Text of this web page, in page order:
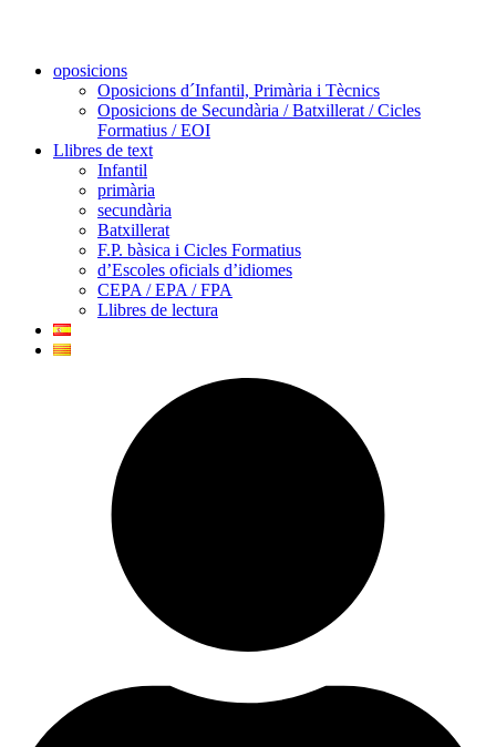
oposicions
Oposicions d´Infantil, Primària i Tècnics
Oposicions de Secundària / Batxillerat / Cicles
Formatius / EOI
Llibres de text
Infantil
primària
secundària
Batxillerat
F.P. bàsica i Cicles Formatius
d’Escoles oficials d’idiomes
CEPA / EPA / FPA
Llibres de lectura